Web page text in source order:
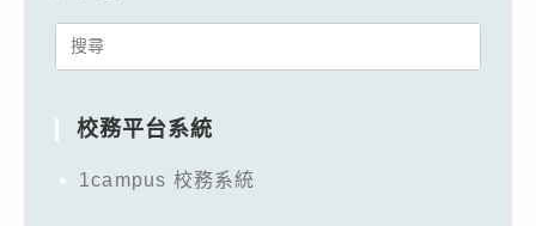
Search
校務平台系統
1campus 校務系統